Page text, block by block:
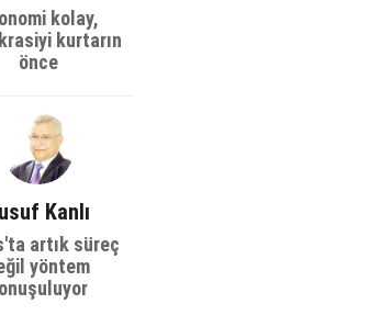
kolay,
kurtarın
önce
Kanlı
artık süreç
yöntem